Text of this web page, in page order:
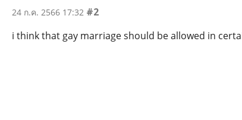
24 ก.ค. 2566 17:32 #2
i think that gay marriage should be allowed in